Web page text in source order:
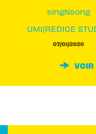
singNsong
UMI(REDICE
07/01/2026
VOIR